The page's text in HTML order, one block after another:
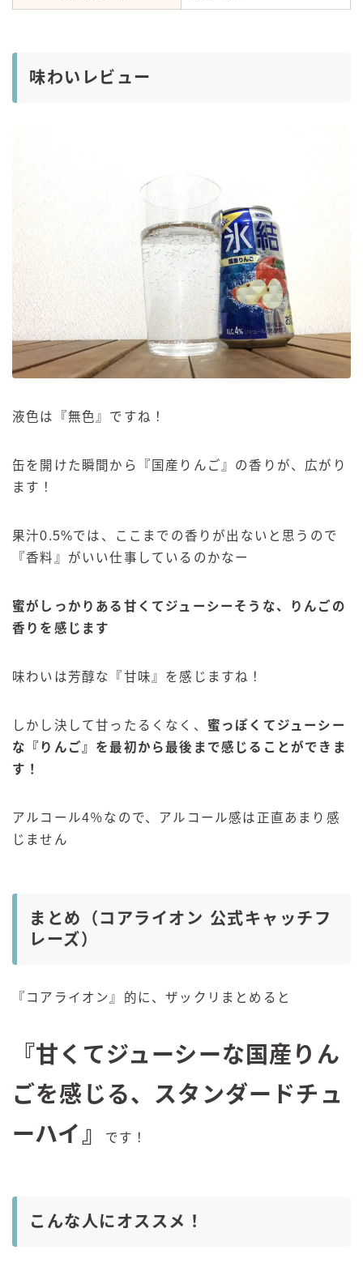
味わいレビュー
液色は『無色』ですね！
缶を開けた瞬間から『国産りんご』の香りが、広がり
ます！
果汁0.5%では、ここまでの香りが出ないと思うので
『香料』がいい仕事しているのかなー
蜜がしっかりある甘くてジューシーそうな、りんごの
香りを感じます
味わいは芳醇な『甘味』を感じますね！
しかし決して甘ったるくなく、 蜜っぽくてジューシー
な『りんご』を最初から最後まで感じることができま
す！
アルコール4％なので、アルコール感は正直あまり感
じません
まとめ（コアライオン 公式キャッチフ
レーズ）
『コアライオン』的に、ザックリまとめると
『甘くてジューシーな国産りん
ごを感じる、スタンダードチュ
ーハイ』 です！
こんな人にオススメ！